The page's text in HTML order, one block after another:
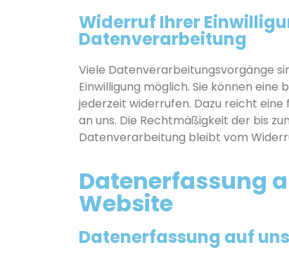
Widerruf Ihrer
Datenverarbeitung
Viele Datenverarbeitungsvorgänge
Einwilligung möglich. Sie können eine
jederzeit widerrufen. Dazu reicht
an uns. Die Rechtmäßigkeit der bis
Datenverarbeitung bleibt vom
Datenerfassung
Website
Datenerfassung auf